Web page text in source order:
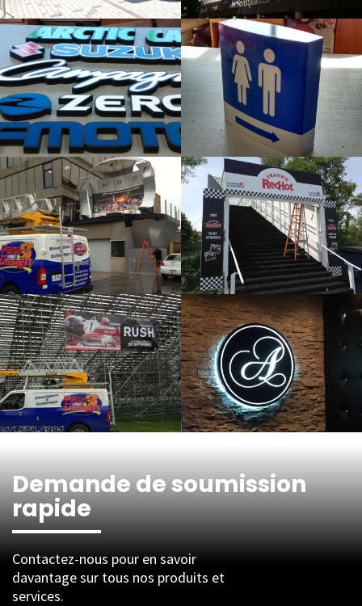
Demande de soumission
rapide
Contactez-nous pour en savoir
davantage sur tous nos produits et
services.